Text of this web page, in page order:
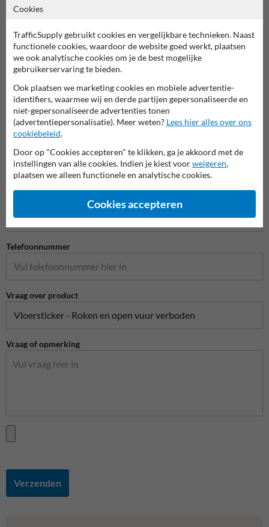
Stel je vraag aan Wegmarkering.nl
Naam*
Bedrijfsnaam
Telefoonnummer
Vraag over product
Vraag of opmerking
Verzenden
Cookies
TrafficSupply gebruikt cookies en vergelijkbare technieken. Naast
functionele cookies, waardoor de website goed werkt, plaatsen
we ook analytische cookies om je de best mogelijke
gebruikerservaring te bieden.
Ook plaatsen we marketing cookies en mobiele advertentie-
identifiers, waarmee wij en derde partijen gepersonaliseerde en
niet-gepersonaliseerde advertenties tonen
(advertentiepersonalisatie). Meer weten? Lees hier alles over ons
cookiebeleid.
Door op "Cookies accepteren" te klikken, ga je akkoord met de
instellingen van alle cookies. Indien je kiest voorweigeren,
plaatsen we alleen functionele en analytische cookies.
Cookies accepteren